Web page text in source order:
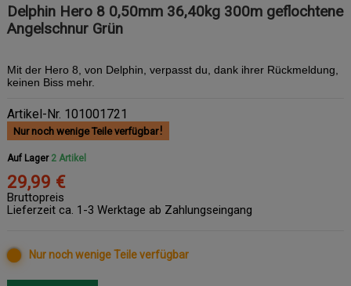
Delphin Hero 8 0,50mm 36,40kg 300m geflochtene
Angelschnur Grün
Mit der Hero 8, von Delphin, verpasst du, dank ihrer Rückmeldung,
keinen Biss mehr.
Artikel-Nr. 101001721
Nur noch wenige Teile verfügbar
Auf Lager 2 Artikel
29,99 €
Bruttopreis
Lieferzeit ca. 1-3 Werktage ab Zahlungseingang
Nur noch wenige Teile verfügbar